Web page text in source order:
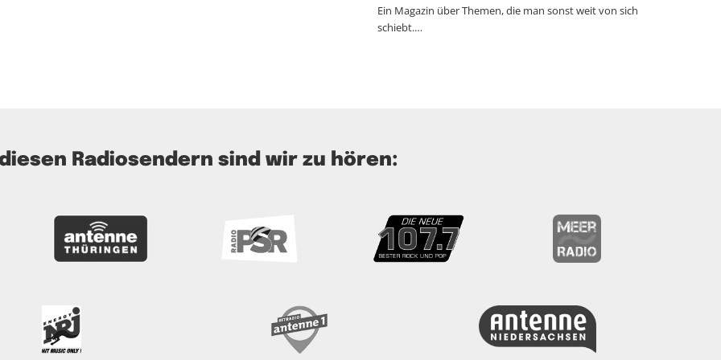
Ein Magazin über Themen, die man sonst weit von sich
schiebt.…
Radiosendern sind wir zu hören: